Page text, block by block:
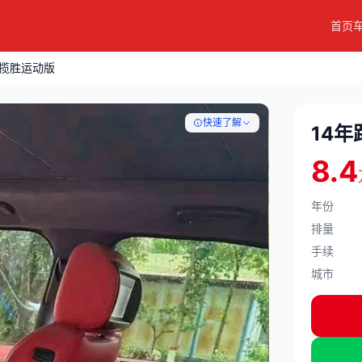
首页
胜运动版
快速了解 14年
8.4
年份
排量
手续
城市